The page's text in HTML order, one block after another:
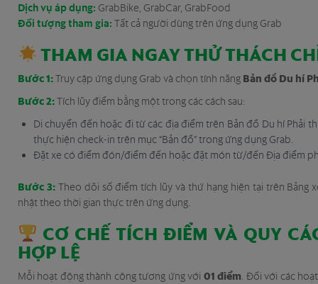
Dịch vụ áp dụng: GrabBike, GrabCar, GrabFood
Đối tượng tham gia: Tất cả người dùng trên ứng dụng Grab
THAM GIA NGAY THỬ THÁCH
Bước 1:Truy cập ứng dụng Grab và chọn tính năng Bản đồ Du hí
Bước 2:Tích lũy điểm bằng một trong các cách sau:
Di chuyển đến hoặc đi từ các địa điểm trên Bản đồ Du hí Phải
thực hiện check-in trên mục “Bản đồ” trong ứng dụng Grab.
Đặt xe có điểm đón/điểm đến hoặc đặt món từ/đến Địa điểm
Bước 3:Theo dõi số điểm tích lũy và thứ hạng hiện tại trên Bảng
nhật theo thời gian thực trên ứng dụng.
CƠ CHẾ TÍCH ĐIỂM VÀ QUY
HỢP LỆ
Mỗi hoạt động thành công tương ứng với 01 điểm . Đối với các